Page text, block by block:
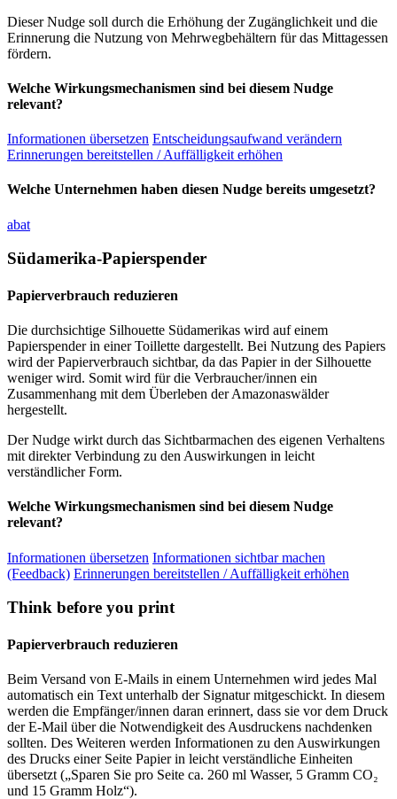
Dieser Nudge soll durch die Erhöhung der Zugänglichkeit und die
Erinnerung die Nutzung von Mehrwegbehältern für das Mittagessen
fördern.
Welche Wirkungsmechanismen sind bei diesem Nudge
relevant?
Informationen übersetzen Entscheidungsaufwand verändern
Erinnerungen bereitstellen / Auffälligkeit erhöhen
Welche Unternehmen haben diesen Nudge bereits umgesetzt?
abat
Südamerika-Papierspender
Papierverbrauch reduzieren
Die durchsichtige Silhouette Südamerikas wird auf einem
Papierspender in einer Toillette dargestellt. Bei Nutzung des Papiers
wird der Papierverbrauch sichtbar, da das Papier in der Silhouette
weniger wird. Somit wird für die Verbraucher/innen ein
Zusammenhang mit dem Überleben der Amazonaswälder
hergestellt.
Der Nudge wirkt durch das Sichtbarmachen des eigenen Verhaltens
mit direkter Verbindung zu den Auswirkungen in leicht
verständlicher Form.
Welche Wirkungsmechanismen sind bei diesem Nudge
relevant?
Informationen übersetzen Informationen sichtbar machen
(Feedback) Erinnerungen bereitstellen / Auffälligkeit erhöhen
Think before you print
Papierverbrauch reduzieren
Beim Versand von E-Mails in einem Unternehmen wird jedes Mal
automatisch ein Text unterhalb der Signatur mitgeschickt. In diesem
werden die Empfänger/innen daran erinnert, dass sie vor dem Druck
der E-Mail über die Notwendigkeit des Ausdruckens nachdenken
sollten. Des Weiteren werden Informationen zu den Auswirkungen
des Drucks einer Seite Papier in leicht verständliche Einheiten
übersetzt („Sparen Sie pro Seite ca. 260 ml Wasser, 5 Gramm CO₂
und 15 Gramm Holz“).